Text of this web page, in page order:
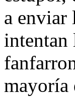
a enviar
intentan
mayoría